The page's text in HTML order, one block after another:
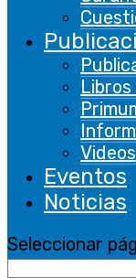
Videos
Eventos
Noticias
Seleccionar
cookielawinfo-
checkbox-
performance